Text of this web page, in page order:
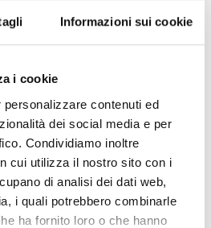
Informazioni sui cookie
i cookie
contenuti ed
dei social media e per
Condividiamo inoltre
cui utilizza il nostro sito con i
di analisi dei dati web,
i quali potrebbero combinarle
ha fornito loro o che hanno
attività di
si accende fino a sera con
Promozione